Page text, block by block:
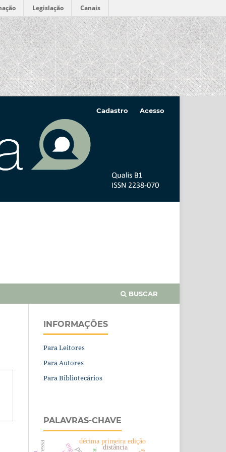
Legislação Canais
BUSCAR
Cadastro Acesso
INFORMAÇÕES
Para Leitores
Para Autores
Para Bibliotecários
PALAVRAS-CHAVE
décima primeira edição
distância